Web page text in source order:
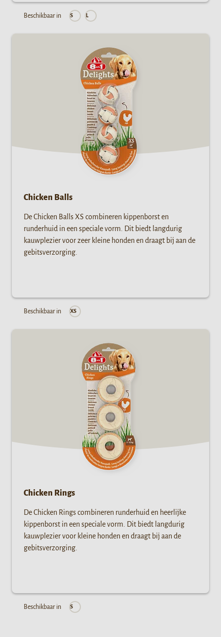
Beschikbaar in S L
Chicken Balls
De Chicken Balls XS combineren kippenborst en
runderhuid in een speciale vorm. Dit biedt langdurig
kauwplezier voor zeer kleine honden en draagt bij aan de
gebitsverzorging.
Beschikbaar in XS
Chicken Rings
De Chicken Rings combineren runderhuid en heerlijke
kippenborst in een speciale vorm. Dit biedt langdurig
kauwplezier voor kleine honden en draagt bij aan de
gebitsverzorging.
Beschikbaar in S